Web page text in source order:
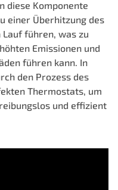
diese Komponente
einer Überhitzung des
führen, was zu
Emissionen und
führen kann. In
den Prozess des
Thermostats, um
und effizient